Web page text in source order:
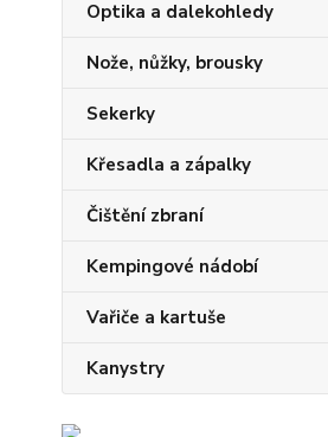
Optika a dalekohledy
Nože, nůžky, brousky
Sekerky
Křesadla a zápalky
Čištění zbraní
Kempingové nádobí
Vařiče a kartuše
Kanystry